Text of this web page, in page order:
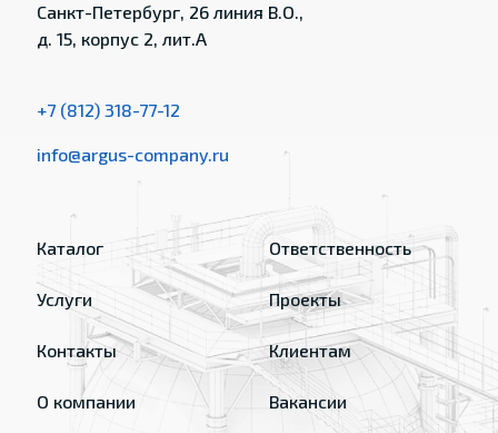
Санкт-Петербург, 26 линия В.О.,
д. 15, корпус 2, лит.А
+7 (812) 318-77-12
info@argus-company.ru
Каталог
Услуги
Контакты
О компании
Ответственность
Проекты
Клиентам
Вакансии